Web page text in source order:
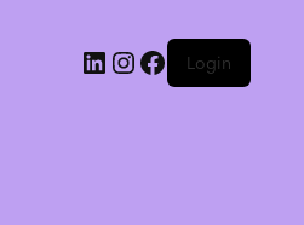
Login